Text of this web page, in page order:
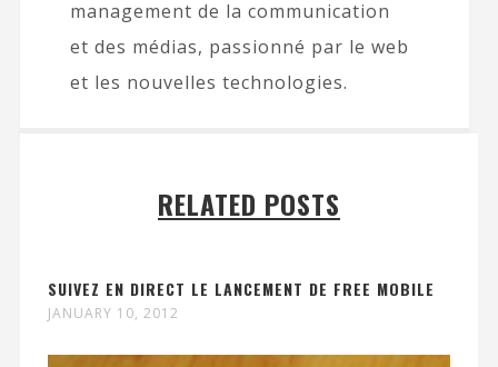
management de la communication
et des médias, passionné par le web
et les nouvelles technologies.
RELATED POSTS
SUIVEZ EN DIRECT LE LANCEMENT DE FREE MOBILE
JANUARY 10, 2012